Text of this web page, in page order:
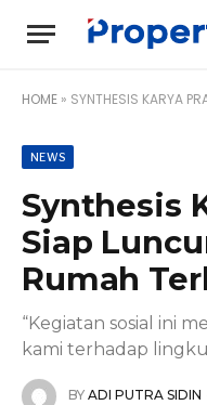
HOME » SYNTHESIS KARYA
NEWS
Synthesis
Siap
Rumah
“Kegiatan sosial ini
kami terhadap
BY ADI PUTRA SIDIN